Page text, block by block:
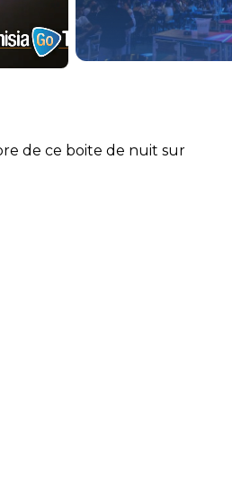
de ce boite de nuit sur